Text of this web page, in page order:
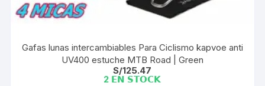
Gafas lunas intercambiables Para Ciclismo kapvoe anti
UV400 estuche MTB Road | Green
S/125.47
2 𝗘𝗡 𝗦𝗧𝗢𝗖𝗞